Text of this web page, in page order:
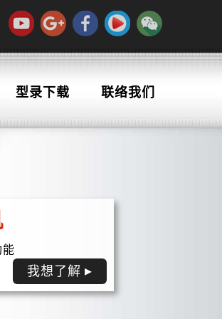
型录下载 联络我们
能
我想了解